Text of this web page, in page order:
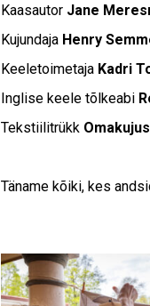
Kaasautor Jane
Kujundaja Henry
Keeletoimetaja Kadri
Inglise keele tõlkeabi
Tekstiilitrükk
Täname kõiki, kes